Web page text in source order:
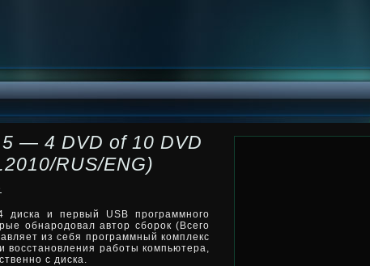
— 4 DVD of 10 DVD
RUS/ENG)
и первый USB программного
обнародовал автор сборок (Всего
из себя программный комплекс
восстановления работы компьютера,
с диска.